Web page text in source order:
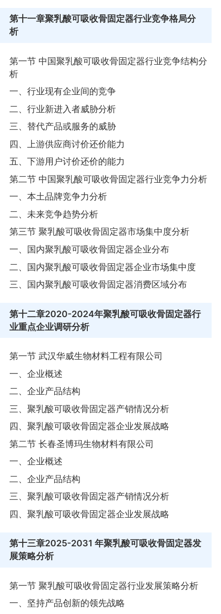
第十一章聚乳酸可吸收骨固定器行业竞争格局分
析
第一节 中国聚乳酸可吸收骨固定器行业竞争结构分
析
一、行业现有企业间的竞争
二、行业新进入者威胁分析
三、替代产品或服务的威胁
四、上游供应商讨价还价能力
五、下游用户讨价还价的能力
第二节 中国聚乳酸可吸收骨固定器行业竞争力分析
一、本土品牌竞争力分析
二、未来竞争趋势分析
第三节 聚乳酸可吸收骨固定器市场集中度分析
一、国内聚乳酸可吸收骨固定器企业分布
二、国内聚乳酸可吸收骨固定器企业市场集中度
三、国内聚乳酸可吸收骨固定器消费区域分布
第十二章2020-2024年聚乳酸可吸收骨固定器行
业重点企业调研分析
第一节 武汉华威生物材料工程有限公司
一、企业概述
二、企业产品结构
三、聚乳酸可吸收骨固定器产销情况分析
四、聚乳酸可吸收骨固定器企业发展战略
第二节 长春圣博玛生物材料有限公司
一、企业概述
二、企业产品结构
三、聚乳酸可吸收骨固定器产销情况分析
四、聚乳酸可吸收骨固定器企业发展战略
第十三章2025-2031 年聚乳酸可吸收骨固定器发
展策略分析
第一节 聚乳酸可吸收骨固定器行业发展策略分析
一、坚持产品创新的领先战略